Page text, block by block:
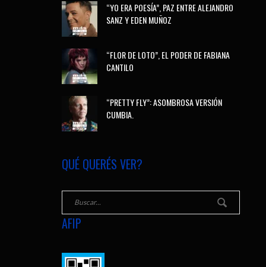
“YO ERA POESÍA”, PAZ ENTRE ALEJANDRO
SANZ Y EDEN MUÑOZ
“FLOR DE LOTO”, EL PODER DE FABIANA
CANTILO
“PRETTY FLY”: ASOMBROSA VERSIÓN
CUMBIA.
QUÉ QUERÉS VER?
AFIP